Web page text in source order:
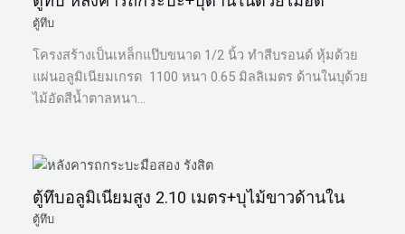
ตู้ทึบ
โครงสร้างเป็นเหล็กแป๊บขนาด 1/2 นิ้ว ทำสีบรอนด์ หุ้มด้วย
แผ่นอลูมิเนียมเกรด 1100 หนา 0.65 มิลลิเมตร ด้านในบุด้วย
ไม้อัดสีน้ำตาลหนา…
ตู้ทึบอลูมิเนียมสูง 2.10 เมตร+บุไม้ขาวด้านใน
ตู้ทึบ